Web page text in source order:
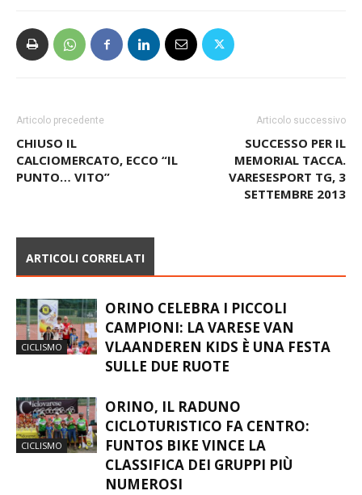
Articolo precedente
CHIUSO IL
CALCIOMERCATO, ECCO “IL
PUNTO… VITO”
Articolo successivo
SUCCESSO PER IL
MEMORIAL TACCA.
VARESESPORT TG, 3
SETTEMBRE 2013
ARTICOLI CORRELATI
CICLISMO
ORINO CELEBRA I PICCOLI
CAMPIONI: LA VARESE VAN
VLAANDEREN KIDS È UNA FESTA
SULLE DUE RUOTE
CICLISMO
ORINO, IL RADUNO
CICLOTURISTICO FA CENTRO:
FUNTOS BIKE VINCE LA
CLASSIFICA DEI GRUPPI PIÙ
NUMEROSI